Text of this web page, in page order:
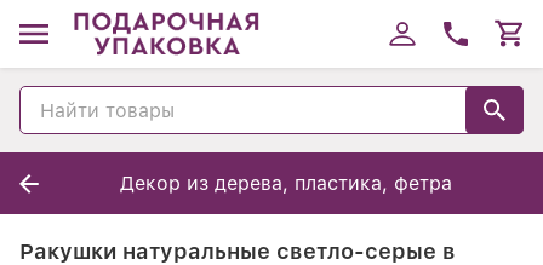
Декор из дерева, пластика, фетра
Ракушки натуральные светло-серые в